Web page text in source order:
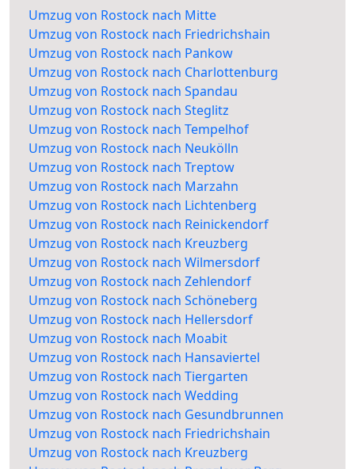
Umzug von Rostock nach Mitte
Umzug von Rostock nach Friedrichshain
Umzug von Rostock nach Pankow
Umzug von Rostock nach Charlottenburg
Umzug von Rostock nach Spandau
Umzug von Rostock nach Steglitz
Umzug von Rostock nach Tempelhof
Umzug von Rostock nach Neukölln
Umzug von Rostock nach Treptow
Umzug von Rostock nach Marzahn
Umzug von Rostock nach Lichtenberg
Umzug von Rostock nach Reinickendorf
Umzug von Rostock nach Kreuzberg
Umzug von Rostock nach Wilmersdorf
Umzug von Rostock nach Zehlendorf
Umzug von Rostock nach Schöneberg
Umzug von Rostock nach Hellersdorf
Umzug von Rostock nach Moabit
Umzug von Rostock nach Hansaviertel
Umzug von Rostock nach Tiergarten
Umzug von Rostock nach Wedding
Umzug von Rostock nach Gesundbrunnen
Umzug von Rostock nach Friedrichshain
Umzug von Rostock nach Kreuzberg